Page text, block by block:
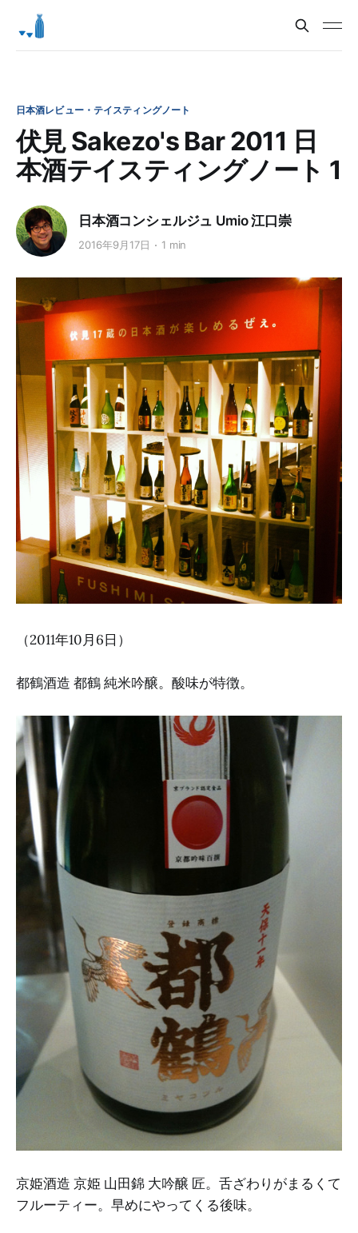
日本酒レビュー・テイスティングノート
伏見 Sakezo's Bar 2011 日
本酒テイスティングノート 1
日本酒コンシェルジュ Umio 江口崇
2016年9月17日 1 min
（2011年10月6日）
都鶴酒造 都鶴 純米吟醸。酸味が特徴。
京姫酒造 京姫 山田錦 大吟醸 匠。舌ざわりがまるくて
フルーティー。早めにやってくる後味。